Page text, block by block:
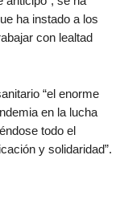
ha instado a los
con lealtad
“el enorme
en la lucha
todo el
y solidaridad”.